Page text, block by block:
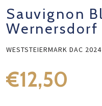
Sauvignon
Wernersdorf
WESTSTEIERMARK DAC 2024
€12,50